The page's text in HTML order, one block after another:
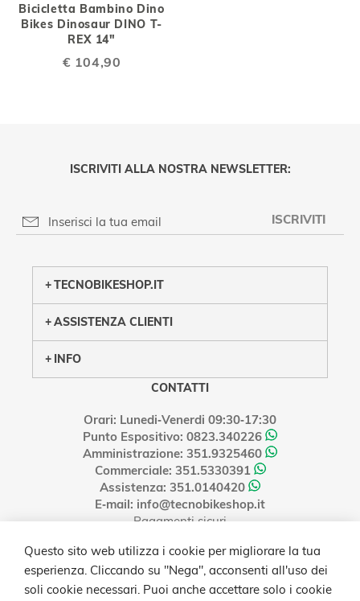
Bicicletta Bambino Dino
Bikes Dinosaur DINO T-
REX 14"
€ 104,90
ISCRIVITI ALLA NOSTRA NEWSLETTER:
PRIVACY POLICY
ISCRIVITI
TECNOBIKESHOP.IT
ASSISTENZA CLIENTI
INFO
CONTATTI
Orari: Lunedi‑Venerdi 09:30‑17:30
Punto Espositivo: 0823.340226
Amministrazione: 351.9325460
Commerciale: 351.5330391
Assistenza: 351.0140420
E‑mail: info@tecnobikeshop.it
Pagamenti sicuri
Questo sito web utilizza i cookie per migliorare la tua
esperienza. Cliccando su "Nega", acconsenti all'uso dei
soli cookie necessari. Puoi anche accettare solo i cookie